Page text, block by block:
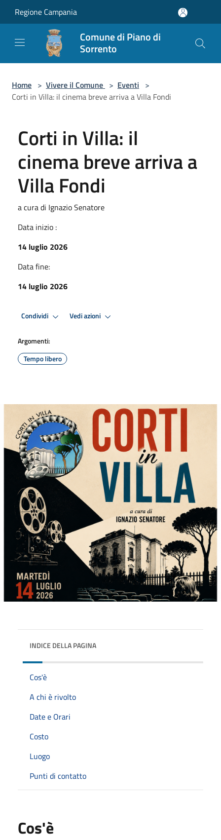
Regione Campania
Comune di Piano di
Sorrento
Home > Vivere il Comune > Eventi >
Corti in Villa: il cinema breve arriva a Villa Fondi
Corti in Villa: il
cinema breve arriva a
Villa Fondi
a cura di Ignazio Senatore
Data inizio :
14 luglio 2026
Data fine:
14 luglio 2026
Condividi Vedi azioni
Argomenti:
Tempo libero
INDICE DELLA PAGINA
Cos'è
A chi è rivolto
Date e Orari
Costo
Luogo
Punti di contatto
Cos'è